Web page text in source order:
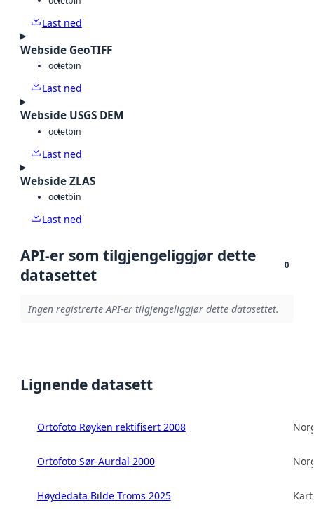
Last ned
Webside GeoTIFF
octetbin
Last ned
Webside USGS DEM
octetbin
Last ned
Webside ZLAS
octetbin
Last ned
API-er som tilgjengeliggjør dette
datasettet
0
Ingen registrerte API-er tilgjengeliggjør dette datasettet.
Lignende datasett
Ortofoto Røyken rektifisert 2008
Ortofoto Sør-Aurdal 2000
Høydedata Bilde Troms 2025